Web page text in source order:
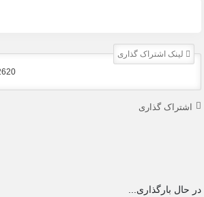
لینک اشتراک گذاری
اشتراک گذاری
در حال بارگذاری...